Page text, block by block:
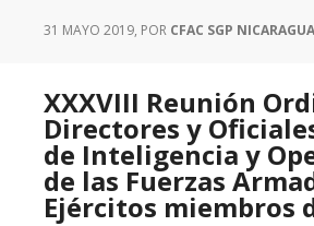
31 MAYO 2019, POR CFAC SGP NICARAGUA
XXXVIII Reunión
Directores y
de Inteligencia y
de las Fuerzas
Ejércitos miembros